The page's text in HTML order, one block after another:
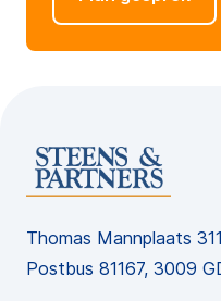
Thomas Mannplaats
Postbus 81167, 3009